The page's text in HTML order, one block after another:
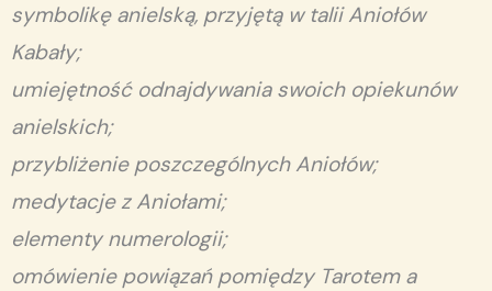
symbolikę anielską, przyjętą w talii Aniołów
Kabały;
umiejętność odnajdywania swoich opiekunów
anielskich;
przybliżenie poszczególnych Aniołów;
medytacje z Aniołami;
elementy numerologii;
omówienie powiązań pomiędzy Tarotem a